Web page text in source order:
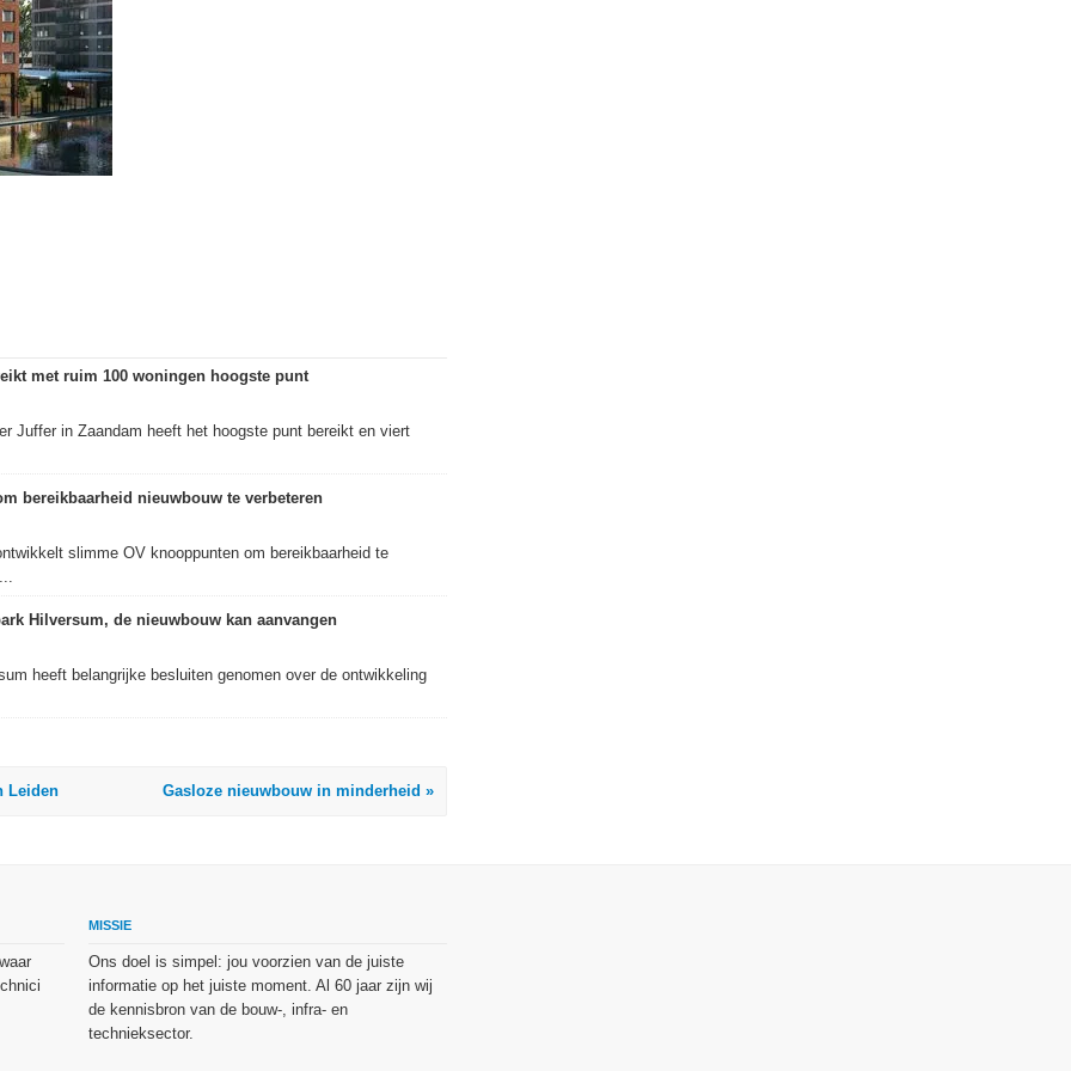
met ruim 100 woningen hoogste punt
Juffer in Zaandam heeft het hoogste punt bereikt en viert
bereikbaarheid nieuwbouw te verbeteren
slimme OV knooppunten om bereikbaarheid te
Hilversum, de nieuwbouw kan aanvangen
heeft belangrijke besluiten genomen over de ontwikkeling
Leiden Gasloze nieuwbouw in minderheid »
MISSIE
Ons doel is simpel: jou voorzien van de juiste
informatie op het juiste moment. Al 60 jaar zijn wij
de kennisbron van de bouw-, infra- en
technieksector.